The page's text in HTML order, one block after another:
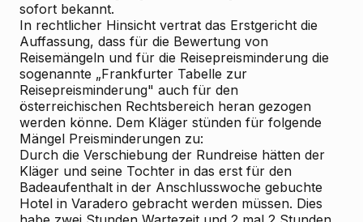
sofort bekannt.
In rechtlicher Hinsicht vertrat das Erstgericht die
Auffassung, dass für die Bewertung von
Reisemängeln und für die Reisepreisminderung die
sogenannte „Frankfurter Tabelle zur
Reisepreisminderung" auch für den
österreichischen Rechtsbereich heran gezogen
werden könne. Dem Kläger stünden für folgende
Mängel Preisminderungen zu:
Durch die Verschiebung der Rundreise hätten der
Kläger und seine Tochter in das erst für den
Badeaufenthalt in der Anschlusswoche gebuchte
Hotel in Varadero gebracht werden müssen. Dies